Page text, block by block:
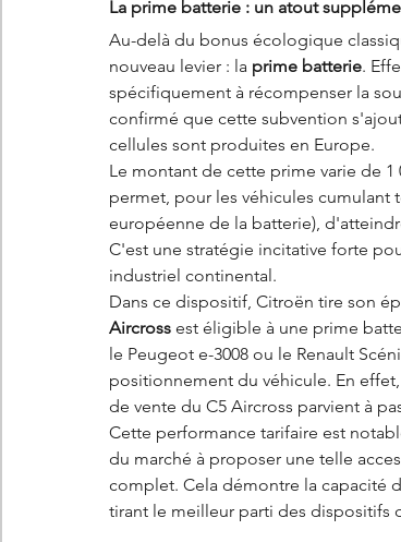
La prime batterie : un atout
Au-delà du bonus écologique
nouveau levier : la prime batterie.
spécifiquement à récompenser la
confirmé que cette subvention
cellules sont produites en Europe.
Le montant de cette prime varie de 1
permet, pour les véhicules cumulant
européenne de la batterie),
C'est une stratégie incitative forte
industriel continental.
Dans ce dispositif, Citroën tire son
Aircross est éligible à une prime
le Peugeot e-3008 ou le Renault
positionnement du véhicule. En
de vente du C5 Aircross parvient à
Cette performance tarifaire est
du marché à proposer une telle
complet. Cela démontre la capacité
tirant le meilleur parti des dispositifs